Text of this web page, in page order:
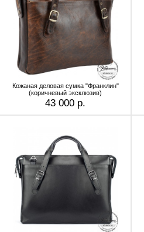
Кожаная деловая сумка "Франклин"
(коричневый эксклюзив)
43 000 р.